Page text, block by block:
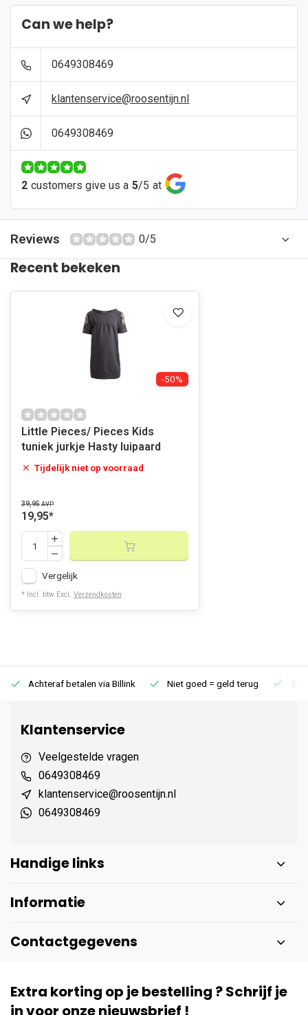
Can we help?
0649308469
klantenservice@roosentijn.nl
0649308469
2 customers give us a 5/5 at
Reviews 0/5
Recent bekeken
-50%
Little Pieces/ Pieces Kids
tuniek jurkje Hasty luipaard
Tijdelijk niet op voorraad
39,95 AVP
19,95*
Vergelijk
* Incl. btw Excl. Verzendkosten
Achteraf betalen via Billink Niet goed = geld terug
Klantenservice
Veelgestelde vragen
0649308469
klantenservice@roosentijn.nl
0649308469
Handige links
Informatie
Contactgegevens
Extra korting op je bestelling ? Schrijf je
in voor onze nieuwsbrief !